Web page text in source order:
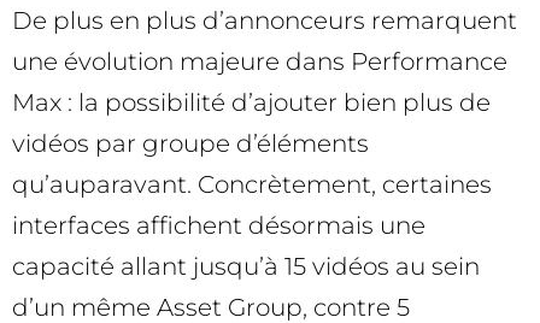
De plus en plus d’annonceurs remarquent
une évolution majeure dans Performance
Max : la possibilité d’ajouter bien plus de
vidéos par groupe d’éléments
qu’auparavant. Concrètement, certaines
interfaces affichent désormais une
capacité allant jusqu’à 15 vidéos au sein
d’un même Asset Group, contre 5